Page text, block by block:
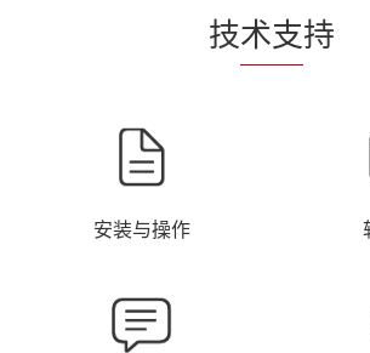
技术支持
安装与操作